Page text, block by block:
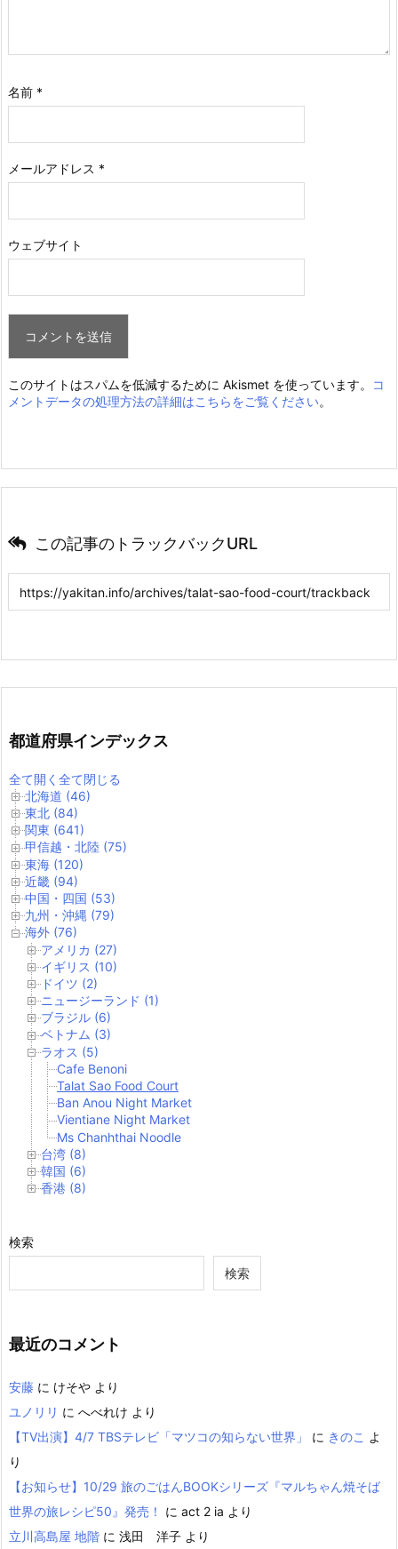
名前 *
メールアドレス *
ウェブサイト
このサイトはスパムを低減するために Akismet を使っています。
コ
メントデータの処理方法の詳細はこちらをご覧ください。
この記事のトラックバックURL
都道府県インデックス
全て開く 全て閉じる
北海道 (46)
東北 (84)
関東 (641)
甲信越・北陸 (75)
東海 (120)
近畿 (94)
中国・四国 (53)
九州・沖縄 (79)
海外 (76)
アメリカ (27)
イギリス (10)
ドイツ (2)
ニュージーランド (1)
ブラジル (6)
ベトナム (3)
ラオス (5)
Cafe Benoni
Talat Sao Food Court
Ban Anou Night Market
Vientiane Night Market
Ms Chanhthai Noodle
台湾 (8)
韓国 (6)
香港 (8)
検索
検索
最近のコメント
安藤 に けそや より
ユノリリ に へべれけ より
【TV出演】4/7 TBSテレビ「マツコの知らない世界」
に きのこ よ
り
【お知らせ】10/29 旅のごはんBOOKシリーズ『マルちゃん焼そば
世界の旅レシピ50』発売！
に act 2 ia より
立川高島屋 地階 に 浅田 洋子 より